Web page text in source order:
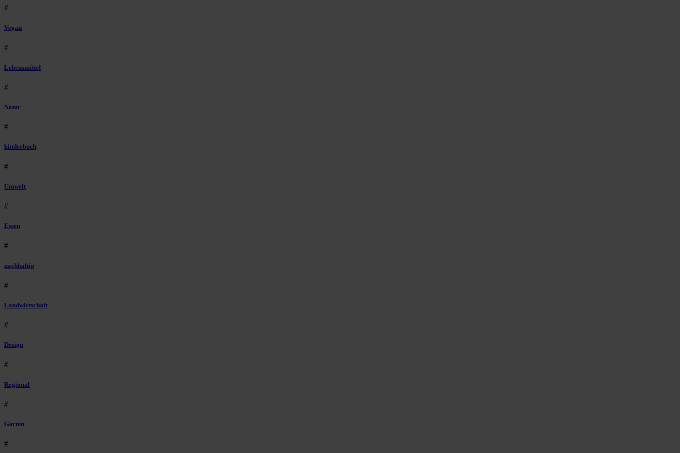
#
Vegan
#
Lebensmittel
#
Natur
#
kinderbuch
#
Umwelt
#
Essen
#
nachhaltig
#
Landwirtschaft
#
Design
#
Regional
#
Garten
#